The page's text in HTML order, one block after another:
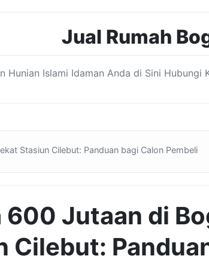
Jual Rumah
Hunian Islami Idaman Anda di Sini
Stasiun Cilebut: Panduan bagi Calon Pembeli
600 Jutaan di
Cilebut: